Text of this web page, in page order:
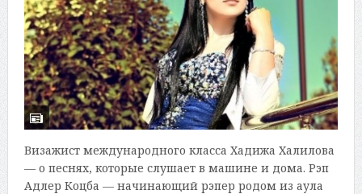
Визажист международного класса Хадижа Халилова
— о песнях, которые слушает в машине и дома. Рэп
Адлер Коцба — начинающий рэпер родом из аула